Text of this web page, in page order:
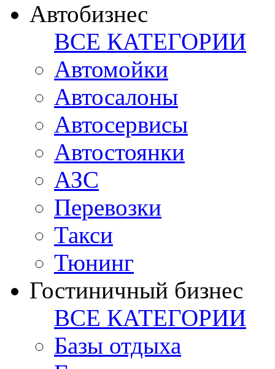
Автобизнес
ВСЕ КАТЕГОРИИ
Автомойки
Автосалоны
Автосервисы
Автостоянки
АЗС
Перевозки
Такси
Тюнинг
Гостиничный бизнес
ВСЕ КАТЕГОРИИ
Базы отдыха